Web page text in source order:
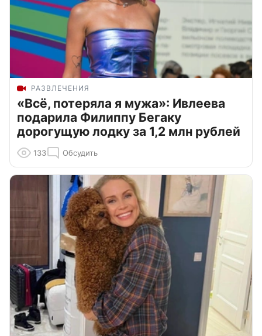
РАЗВЛЕЧЕНИЯ
«Всё, потеряла я мужа»: Ивлеева
подарила Филиппу Бегаку
дорогущую лодку за 1,2 млн рублей
133 Обсудить